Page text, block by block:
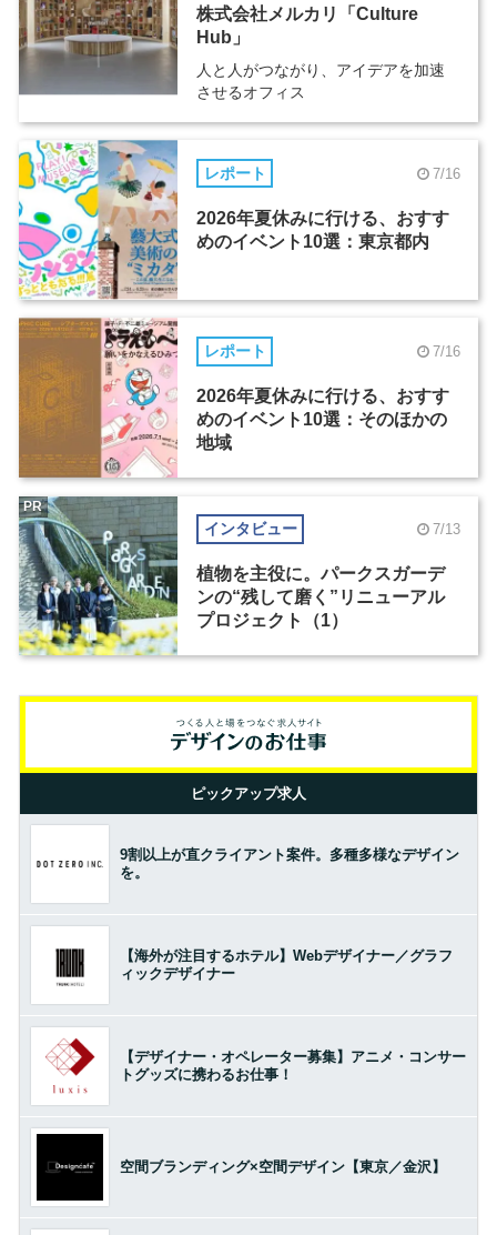
株式会社メルカリ「Culture
Hub」
人と人がつながり、アイデアを加速
させるオフィス
レポート 7/16
2026年夏休みに行ける、おすす
めのイベント10選：東京都内
レポート 7/16
2026年夏休みに行ける、おすす
めのイベント10選：そのほかの
地域
インタビュー 7/13
植物を主役に。パークスガーデ
ンの“残して磨く”リニューアル
プロジェクト（1）
PR
ピックアップ求人
9割以上が直クライアント案件。多種多様なデザイン
を。
【海外が注目するホテル】Webデザイナー／グラフ
ィックデザイナー
【デザイナー・オペレーター募集】アニメ・コンサー
トグッズに携わるお仕事！
空間ブランディング×空間デザイン【東京／金沢】